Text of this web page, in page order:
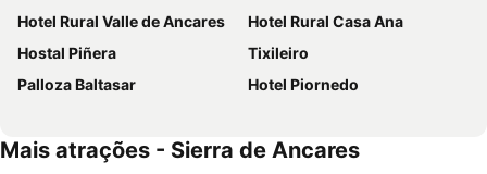
Hotel Rural Valle de Ancares
Hotel Rural Casa Ana
Hostal Piñera
Tixileiro
Palloza Baltasar
Hotel Piornedo
Mais atrações - Sierra de Ancares